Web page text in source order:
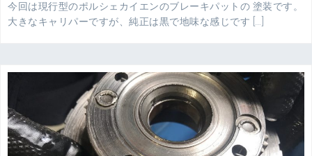
今回は現行型のポルシェカイエンのブレーキパットの 塗装です。
大きなキャリパーですが、純正は黒で地味な感じです […]